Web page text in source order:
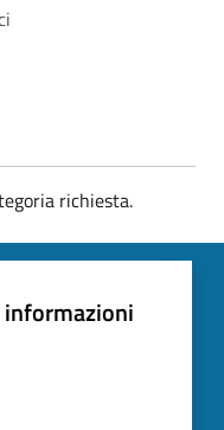
richiesta.
informazioni